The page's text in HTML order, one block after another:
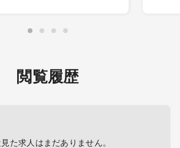
制 ：1診制
頼があった場合などを想定）
閲覧履歴
た求人はまだありません。